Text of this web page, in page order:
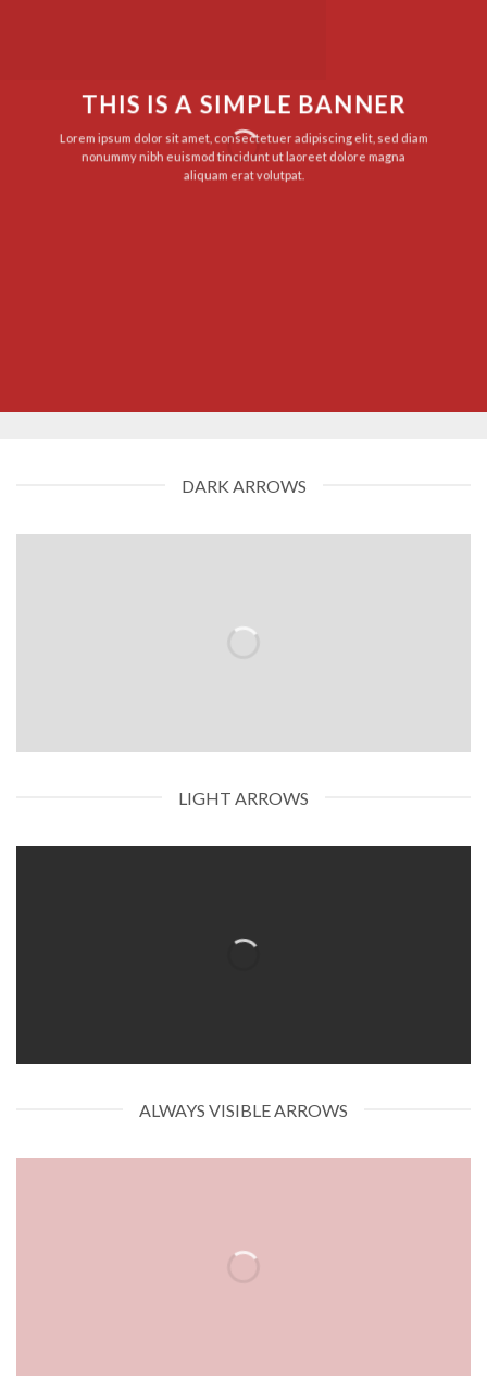
THIS IS A SIMPLE BANNER
Lorem ipsum dolor sit amet, consectetuer adipiscing elit, sed diam
nonummy nibh euismod tincidunt ut laoreet dolore magna
aliquam erat volutpat.
DARK ARROWS
LIGHT ARROWS
ALWAYS VISIBLE ARROWS